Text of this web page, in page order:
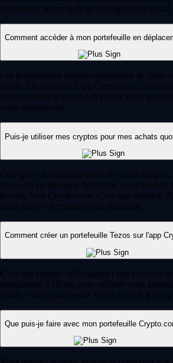
nécessitent aucun frais de configuration initial.
Comment accéder à mon portefeuille en
Les portefeuilles mobiles permettent de gérer
soyez. En installant l'app Crypto.com, vous
soldes, suivre le marché et piloter votre
votre smartphone.
Puis-je utiliser mes cryptos pour mes achats
Oui, grâce aux programmes de cartes
convertis en monnaie fiduciaire, vous pouvez
la carte Visa Crypto.com. C'est une solution
solde chez vos commerçants habituels.
Comment créer un portefeuille Tezos sur l'app
C'est très simple : téléchargez l'app sur votre
instructions à l'écran pour vérifier votre
validé, votre portefeuille Tezos est prêt à
Que puis-je faire avec mon portefeuille